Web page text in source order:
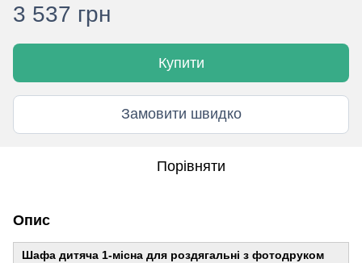
3 537 грн
Купити
Замовити швидко
Порівняти
Опис
Шафа дитяча 1-місна для роздягальні з фотодруком